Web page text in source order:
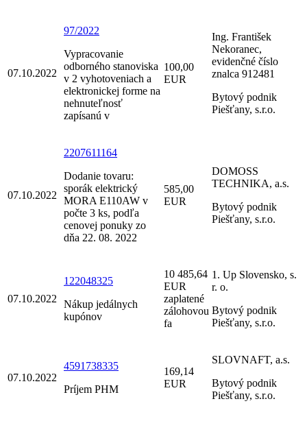
07.10.2022
97/2022
Vypracovanie
odborného stanoviska
v 2 vyhotoveniach a
elektronickej forme na
nehnuteľnosť
zapísanú v
100,00
EUR
Ing. František
Nekoranec,
evidenčné číslo
znalca 912481
Bytový podnik
Piešťany, s.r.o.
07.10.2022
2207611164
Dodanie tovaru:
sporák elektrický
MORA E110AW v
počte 3 ks, podľa
cenovej ponuky zo
dňa 22. 08. 2022
585,00
EUR
DOMOSS
TECHNIKA, a.s.
Bytový podnik
Piešťany, s.r.o.
07.10.2022
122048325
Nákup jedálnych
kupónov
10 485,64
EUR
zaplatené
zálohovou
fa
1. Up Slovensko, s.
r. o.
Bytový podnik
Piešťany, s.r.o.
07.10.2022
4591738335
Príjem PHM
169,14
EUR
SLOVNAFT, a.s.
Bytový podnik
Piešťany, s.r.o.